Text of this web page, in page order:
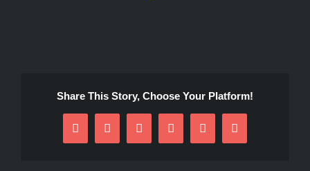
Share This Story, Choose Your Platform!
Facebook
X RedditLinkedInPinterest
E-
Mail